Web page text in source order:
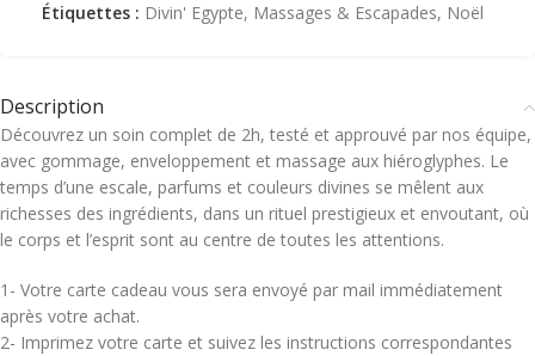
Étiquettes : Divin' Egypte, Massages & Escapades, Noël
Description
Découvrez un soin complet de 2h, testé et approuvé par nos équipe,
avec gommage, enveloppement et massage aux hiéroglyphes. Le
temps d’une escale, parfums et couleurs divines se mêlent aux
richesses des ingrédients, dans un rituel prestigieux et envoutant, où
le corps et l’esprit sont au centre de toutes les attentions.
1- Votre carte cadeau vous sera envoyé par mail immédiatement
après votre achat.
2- Imprimez votre carte et suivez les instructions correspondantes